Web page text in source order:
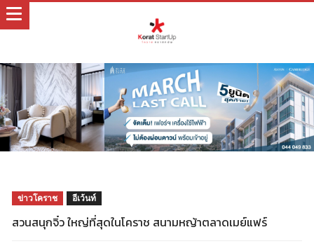
ข่าวโคราช อีเว้นท์
สวนสนุกจิ๋ว ใหญ่ที่สุดในโคราช สนามหญ้าตลาดเมย์แฟร์